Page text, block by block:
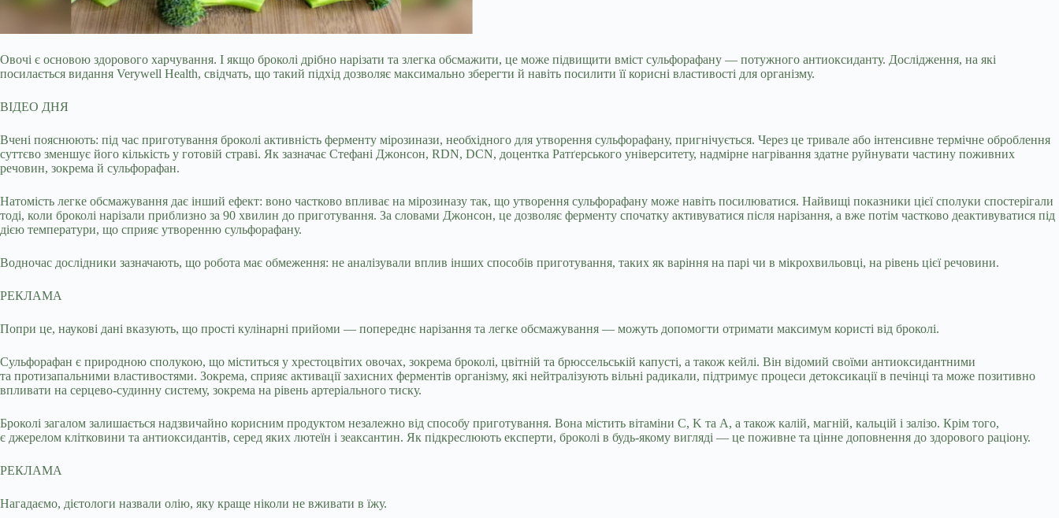
Овочі є основою здорового харчування. І якщо броколі дрібно нарізати та злегка обсмажити, це може підвищити вміст сульфорафану — потужного антиоксиданту. Дослідження, на які
посилається видання Verywell Health, свідчать, що такий підхід дозволяє максимально зберегти й навіть посилити її корисні властивості для організму.
ВІДЕО ДНЯ
Вчені пояснюють: під час приготування броколі активність ферменту мірозинази, необхідного для утворення сульфорафану, пригнічується. Через це тривале або інтенсивне термічне оброблення
суттєво зменшує його кількість у готовій страві. Як зазначає Стефані Джонсон, RDN, DCN, доцентка Ратґерського університету, надмірне нагрівання здатне руйнувати частину поживних
речовин, зокрема й сульфорафан.
Натомість легке обсмажування дає інший ефект: воно частково впливає на мірозиназу так, що утворення сульфорафану може навіть посилюватися. Найвищі показники цієї сполуки спостерігали
тоді, коли броколі нарізали приблизно за 90 хвилин до приготування. За словами Джонсон, це дозволяє ферменту спочатку активуватися після нарізання, а вже потім частково деактивуватися під
дією температури, що сприяє утворенню сульфорафану.
Водночас дослідники зазначають, що робота має обмеження: не аналізували вплив інших способів приготування, таких як варіння на парі чи в мікрохвильовці, на рівень цієї речовини.
РЕКЛАМА
Попри це, наукові дані вказують, що прості кулінарні прийоми — попереднє нарізання та легке обсмажування — можуть допомогти отримати максимум користі від броколі.
Сульфорафан є природною сполукою, що міститься у хрестоцвітих овочах, зокрема броколі, цвітній та брюссельській капусті, а також кейлі. Він відомий своїми антиоксидантними
та протизапальними властивостями. Зокрема, сприяє активації захисних ферментів організму, які нейтралізують вільні радикали, підтримує процеси детоксикації в печінці та може позитивно
впливати на серцево-судинну систему, зокрема на рівень артеріального тиску.
Броколі загалом залишається надзвичайно корисним продуктом незалежно від способу приготування. Вона містить вітаміни C, K та A, а також калій, магній, кальцій і залізо. Крім того,
є джерелом клітковини та антиоксидантів, серед яких лютеїн і зеаксантин. Як підкреслюють експерти, броколі в будь-якому вигляді — це поживне та цінне доповнення до здорового раціону.
РЕКЛАМА
Нагадаємо, дієтологи назвали олію, яку краще ніколи не вживати в їжу.